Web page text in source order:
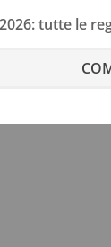
tutte le